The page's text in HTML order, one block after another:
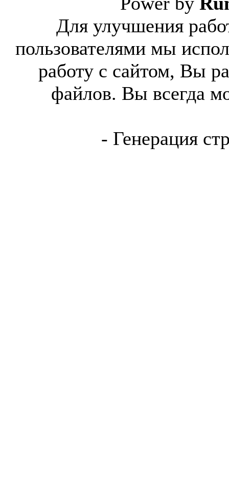
Для улучшения
пользователями мы
работу с сайтом, Вы
файлов. Вы всегда
- Генерация